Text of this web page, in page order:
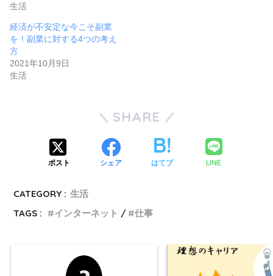
生活
経済が不安定な今こそ副業
を！副業に対する4つの考え
方
2021年10月9日
生活
SHARE
ポスト シェア はてブ LINE
CATEGORY : 生活
TAGS :
インターネット 仕事